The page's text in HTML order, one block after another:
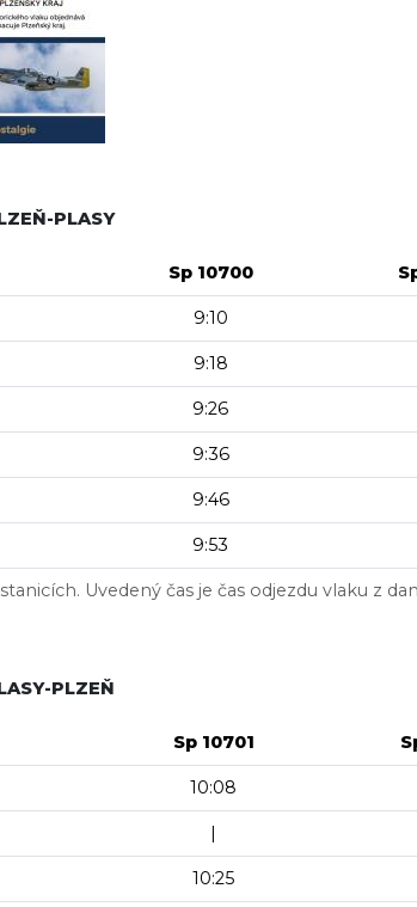
PLASY
Uvedený čas je čas odjezdu vlaku z
Sp 10700
9:10
9:18
9:26
9:36
9:46
9:53
PLZEŇ
Sp 10701
10:08
|
10:25